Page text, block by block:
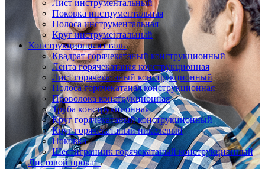
Лист инструментальный
Поковка инструментальная
Полоса инструментальная
Круг инструментальный
Конструкционная сталь
Квадрат горячекатаный конструкционный
Лента горячекатаная конструкционная
Лист горячекатаный конструкционный
Полоса горячекатаная конструкционная
Проволока конструкционная
Труба конструкционная
Круг горячекатаный конструкционный
Круг горячекатаный никелевый
Поковка
Шестигранник горячекатаный конструкционный
Листовой прокат